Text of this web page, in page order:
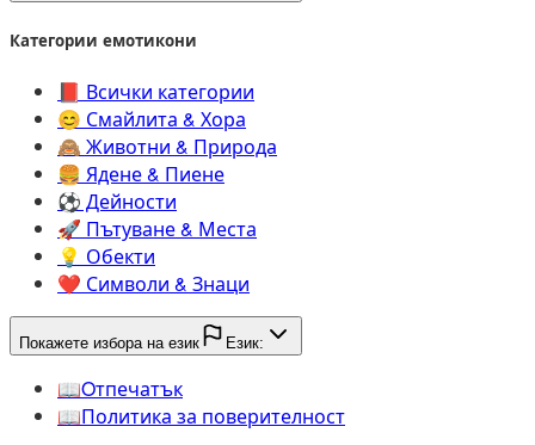
Категории емотикони
📕️ Всички категории
😊️ Смайлита & Хора
🙈️ Животни & Природа
🍔️ Ядене & Пиене
⚽️ Дейности
🚀️ Пътуване & Места
💡️ Обекти
❤️ Символи & Знаци
Покажете избора на език Език:
📖️Oтпечатък
📖️Политика за поверителност